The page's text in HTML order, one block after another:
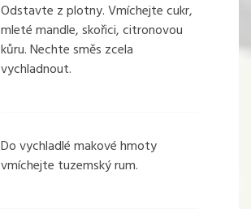
Odstavte z plotny. Vmíchejte cukr,
mleté mandle, skořici, citronovou
kůru. Nechte směs zcela
vychladnout.
Do vychladlé makové hmoty
vmíchejte tuzemský rum.